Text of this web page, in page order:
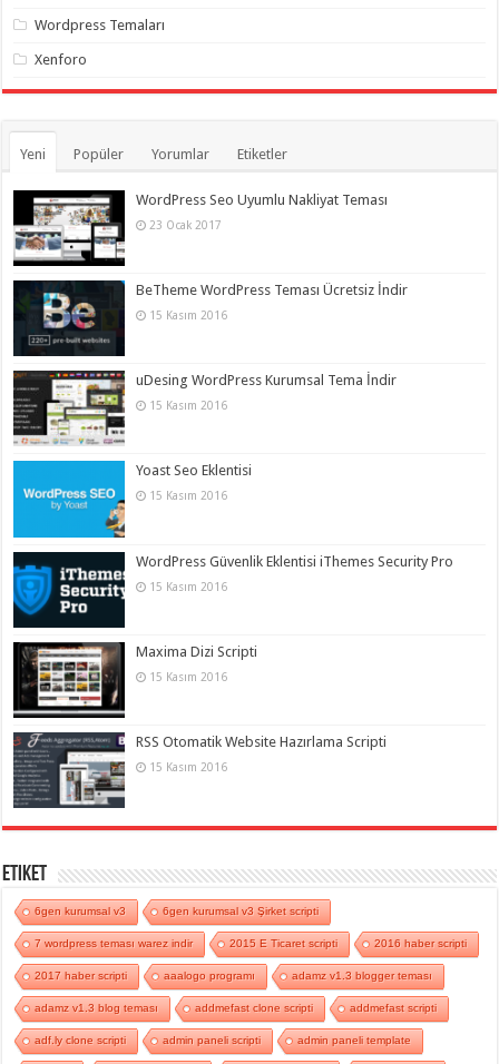
Wordpress Temaları
Xenforo
Yeni Popüler Yorumlar Etiketler
WordPress Seo Uyumlu Nakliyat Teması
23 Ocak 2017
BeTheme WordPress Teması Ücretsiz İndir
15 Kasım 2016
uDesing WordPress Kurumsal Tema İndir
15 Kasım 2016
Yoast Seo Eklentisi
15 Kasım 2016
WordPress Güvenlik Eklentisi iThemes Security Pro
15 Kasım 2016
Maxima Dizi Scripti
15 Kasım 2016
RSS Otomatik Website Hazırlama Scripti
15 Kasım 2016
Etiket
6gen kurumsal v3 6gen kurumsal v3 Şirket scripti
7 wordpress teması warez indir 2015 E Ticaret scripti 2016 haber scripti
2017 haber scripti aaalogo programı adamz v1.3 blogger teması
adamz v1.3 blog teması addmefast clone scripti addmefast scripti
adf.ly clone scripti admin paneli scripti admin paneli template